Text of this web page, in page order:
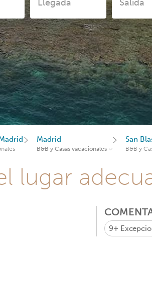
Madrid
B&B y Casas vacacionales
San
B&B y
lugar
9+